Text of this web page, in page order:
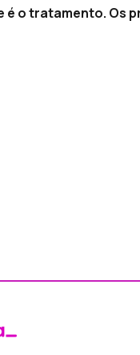
é o tratamento. Os